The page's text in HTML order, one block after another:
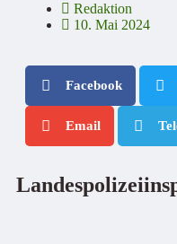
Redaktion
10. Mai 2024
Facebook
Email